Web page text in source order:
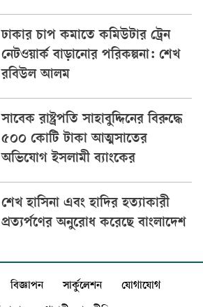
ঢাকার চাপ কমাতে কমিউটার ট্রেন
নেটওয়ার্ক বাড়ানোর পরিকল্পনা: শেখ
রবিউল আলম
সাবেক রাষ্ট্রপতি সাহাবুদ্দিনের বিরুদ্ধে
৫০০ কোটি টাকা আত্মসাতের
অভিযোগ ইসলামী ব্যাংকের
শেখ হাসিনা এবং হাদির হত্যাকারী
প্রত্যর্পণের অনুরোধ করেছে বাংলাদেশ
বিজ্ঞাপন সার্কুলেশন যোগাযোগ